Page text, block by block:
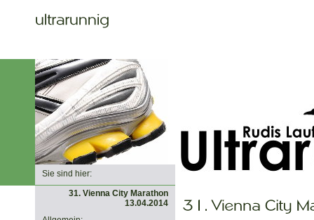
Sie sind hier:
31. Vienna City Marathon
13.04.2014